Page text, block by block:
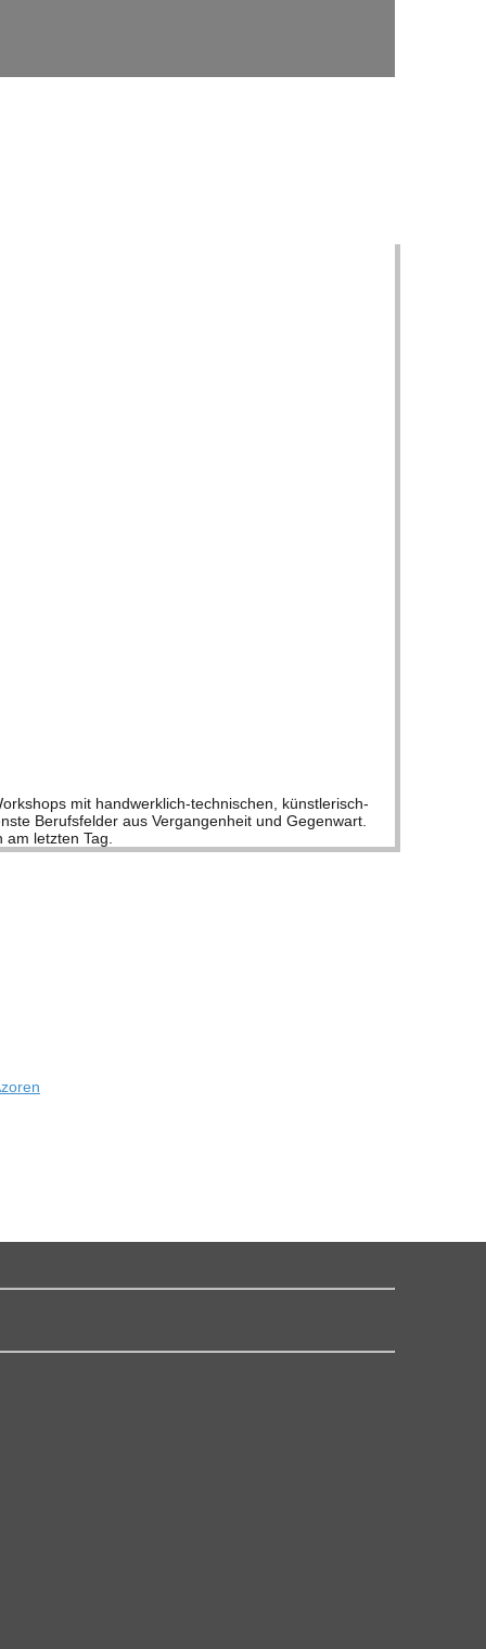
mit han­d­­wer­k­­lich-tech­­ni­­schen, küns­t­­le­risch-
Berufs­fel­der aus Ver­gan­gen­heit und Gegen­wart.
letz­ten Tag.